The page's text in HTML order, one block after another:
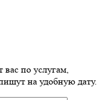
по услугам,
на удобную дату.